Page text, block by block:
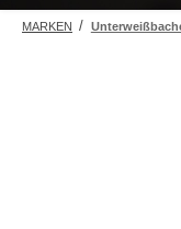
MARKEN /